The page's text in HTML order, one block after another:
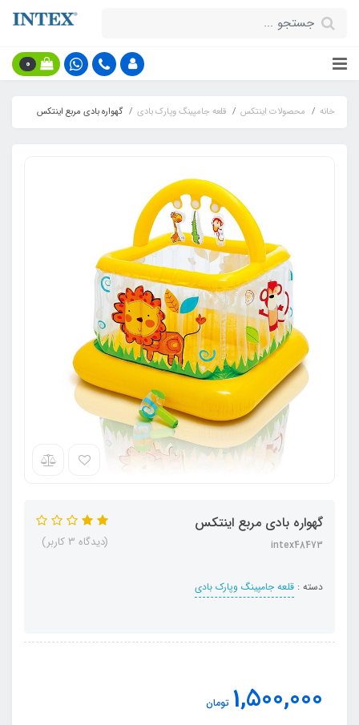
0
خانه محصولات اینتکس قلعه جامپینگ وپارک بادی گهواره بادی مربع اینتکس
گهواره بادی مربع اینتکس
intex48473
دسته : قلعه جامپینگ وپارک بادی
(دیدگاه 3 کاربر)
1,500,000 تومان